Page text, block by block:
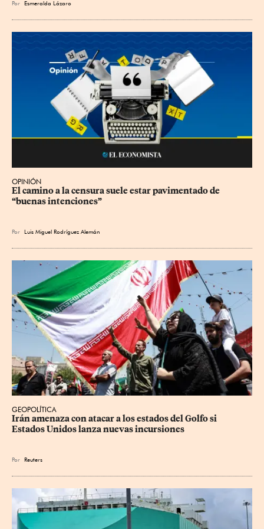
Por Esmeralda Lázaro
OPINIÓN
El camino a la censura suele estar pavimentado de
“buenas intenciones”
Por Luis Miguel Rodríguez Alemán
GEOPOLÍTICA
Irán amenaza con atacar a los estados del Golfo si
Estados Unidos lanza nuevas incursiones
Por Reuters